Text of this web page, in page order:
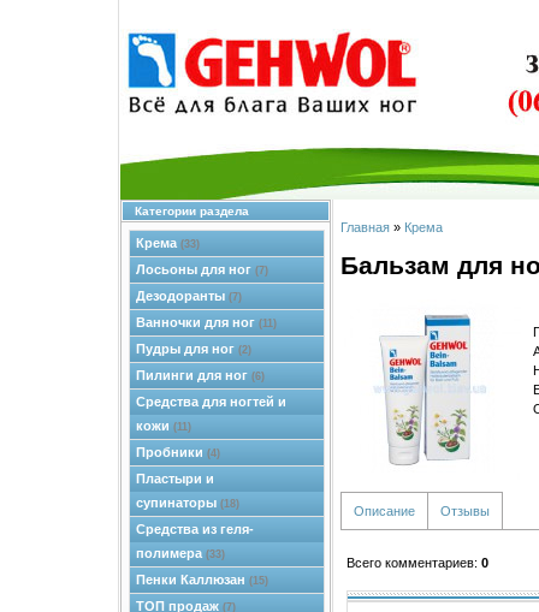
Категории раздела
Крема (33)
Лосьоны для ног (7)
Дезодоранты (7)
Ванночки для ног (11)
Пудры для ног (2)
Пилинги для ног (6)
Средства для ногтей и
кожи (11)
Пробники (4)
Пластыри и
супинаторы (18)
Средства из геля-
полимера (33)
Пенки Каллюзан (15)
ТОП продаж (7)
Главная » Крема
Бальзам для
Описание Отзывы
Всего комментариев: 0